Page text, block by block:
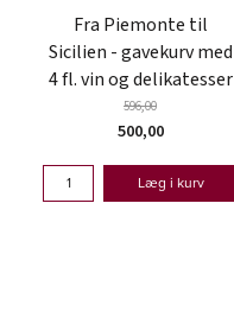
Fra Piemonte til
Sicilien - gavekurv med
4 fl. vin og delikatesser
596,00
500,00
Læg i kurv